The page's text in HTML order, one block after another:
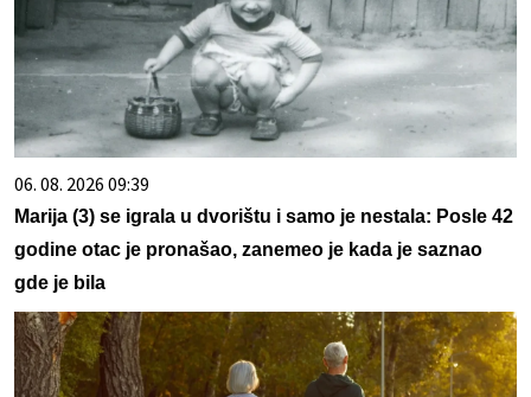
06. 08. 2026 09:39
Marija (3) se igrala u dvorištu i samo je nestala: Posle 42
godine otac je pronašao, zanemeo je kada je saznao
gde je bila